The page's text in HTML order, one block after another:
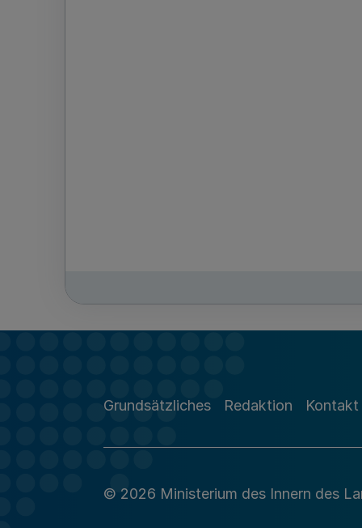
Grundsätzliches Redaktion Kontakt
© 2026 Ministerium des Innern des